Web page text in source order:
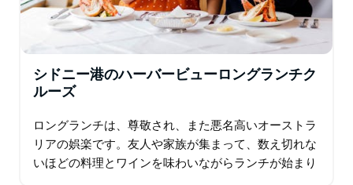
シドニー港のハーバービューロングランチク
ルーズ
ロングランチは、尊敬され、また悪名高いオーストラ
リアの娯楽です。友人や家族が集まって、数え切れな
いほどの料理とワインを味わいながらランチが始まり